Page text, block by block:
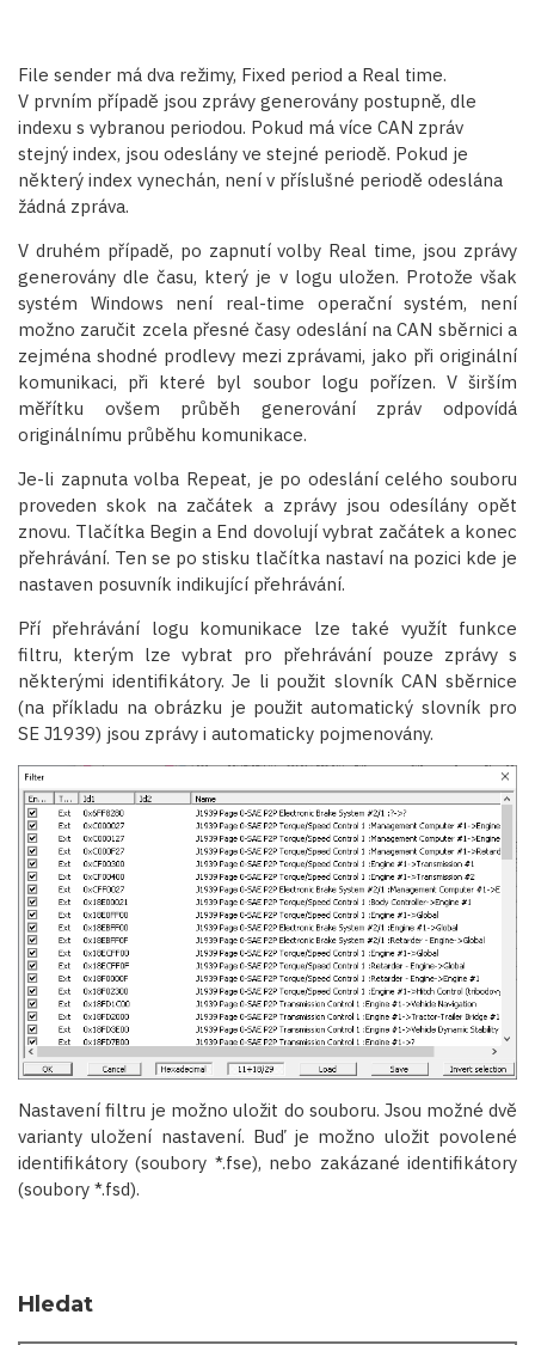
File sender má dva režimy, Fixed period a Real time.
V prvním případě jsou zprávy generovány postupně, dle
indexu s vybranou periodou. Pokud má více CAN zpráv
stejný index, jsou odeslány ve stejné periodě. Pokud je
některý index vynechán, není v příslušné periodě odeslána
žádná zpráva.
V druhém případě, po zapnutí volby Real time, jsou zprávy
generovány dle času, který je v logu uložen. Protože však
systém Windows není real-time operační systém, není
možno zaručit zcela přesné časy odeslání na CAN sběrnici a
zejména shodné prodlevy mezi zprávami, jako při originální
komunikaci, při které byl soubor logu pořízen. V širším
měřítku ovšem průběh generování zpráv odpovídá
originálnímu průběhu komunikace.
Je-li zapnuta volba Repeat, je po odeslání celého souboru
proveden skok na začátek a zprávy jsou odesílány opět
znovu. Tlačítka Begin a End dovolují vybrat začátek a konec
přehrávání. Ten se po stisku tlačítka nastaví na pozici kde je
nastaven posuvník indikující přehrávání.
Pří přehrávání logu komunikace lze také využít funkce
filtru, kterým lze vybrat pro přehrávání pouze zprávy s
některými identifikátory. Je li použit slovník CAN sběrnice
(na příkladu na obrázku je použit automatický slovník pro
SE J1939) jsou zprávy i automaticky pojmenovány.
Nastavení filtru je možno uložit do souboru. Jsou možné dvě
varianty uložení nastavení. Buď je možno uložit povolené
identifikátory (soubory *.fse), nebo zakázané identifikátory
(soubory *.fsd).
Hledat